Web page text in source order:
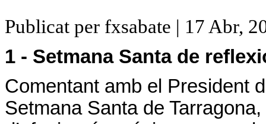
Publicat per fxsabate | 17 Abr,
1 - Setmana Santa de
Comentant amb el President
Setmana Santa de